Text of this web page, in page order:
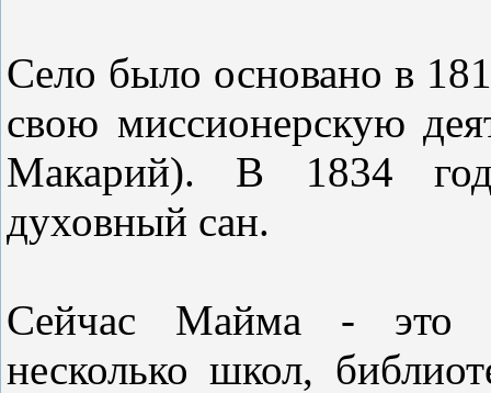
Село было основано в
свою миссионерскую
Макарий). В 1834
духовный сан.
Сейчас Майма - это
несколько школ,